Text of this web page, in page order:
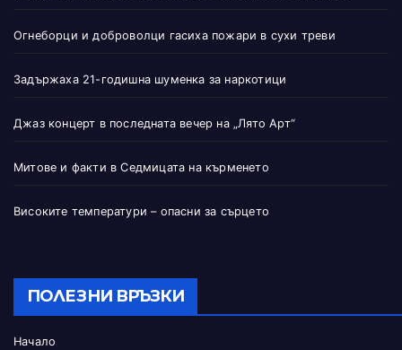
Огнеборци и доброволци гасиха пожари в сухи треви
Задържаха 21-годишна шуменка за наркотици
Джаз концерт в последната вечер на „Лято Арт“
Митове и факти в Седмицата на кърменето
Високите температури – опасни за сърцето
ПОЛЕЗНИ ВРЪЗКИ
Начало